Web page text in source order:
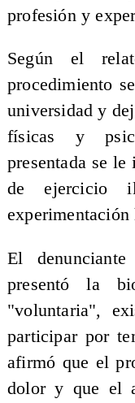
profesión y
Según el
procedimiento
universidad y
físicas y
presentada se
de ejercicio
experimentación
El
presentó la
"voluntaria",
participar por
afirmó que el
dolor y que el